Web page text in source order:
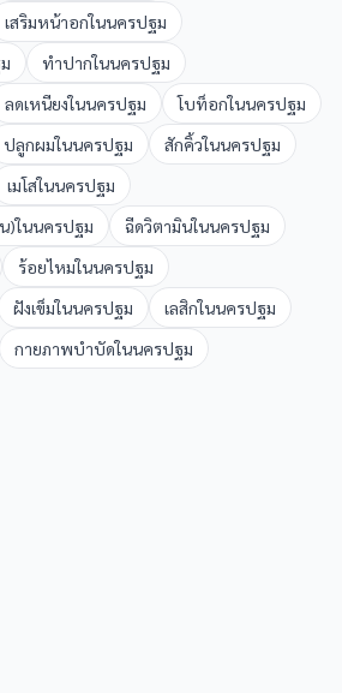
เสริมหน้าอกในนครปฐม
ทำปากในนครปฐม
ลดเหนียงในนครปฐม โบท็อกในนครปฐม
ปลูกผมในนครปฐม สักคิ้วในนครปฐม
เมโสในนครปฐม
)ในนครปฐม ฉีดวิตามินในนครปฐม
ร้อยไหมในนครปฐม
ฝังเข็มในนครปฐม เลสิกในนครปฐม
กายภาพบำบัดในนครปฐม